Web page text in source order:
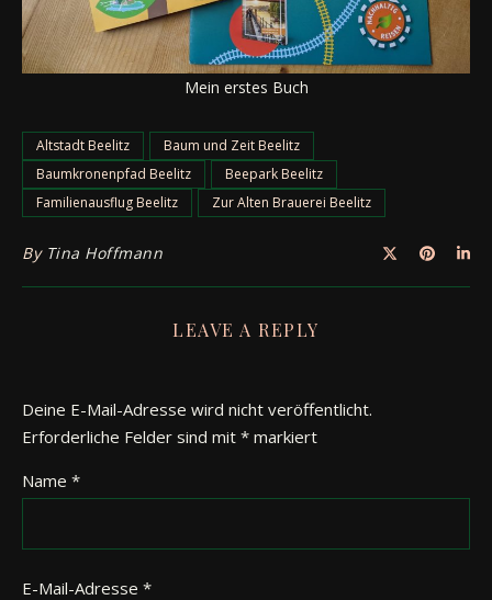
Mein erstes Buch
Altstadt Beelitz
Baum und Zeit Beelitz
Baumkronenpfad Beelitz
Beepark Beelitz
Familienausflug Beelitz
Zur Alten Brauerei Beelitz
By Tina Hoffmann
LEAVE A REPLY
Deine E-Mail-Adresse wird nicht veröffentlicht.
Erforderliche Felder sind mit * markiert
Name *
E-Mail-Adresse *